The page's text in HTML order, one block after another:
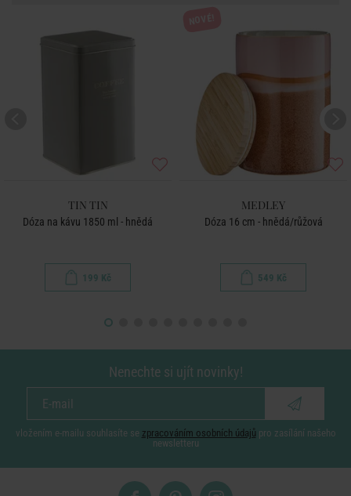
TIN TIN
Dóza na kávu 1850 ml - hnědá
199 Kč
MEDLEY
Dóza 16 cm - hnědá/růžová
549 Kč
Nenechte si ujít novinky!
vložením e-mailu souhlasíte se zpracováním osobních údajů pro zasílání našeho
newsletteru